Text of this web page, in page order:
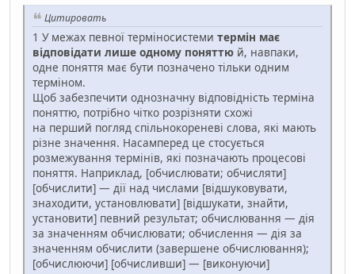
Цитировать
1 У межах певної терміносистеми термін має
відповідати лише одному поняттю й, навпаки,
одне поняття має бути позначено тільки одним
терміном.
Щоб забезпечити однозначну відповідність терміна
поняттю, потрібно чітко розрізняти схожі
на перший погляд спільнокореневі слова, які мають
різне значення. Насамперед це стосується
розмежування термінів, які позначають процесові
поняття. Наприклад, [обчислювати; обчисляти]
[обчислити] — дії над числами [відшуковувати,
знаходити, установлювати] [відшукати, знайти,
установити] певний результат; обчислювання — дія
за значенням обчислювати; обчислення — дія за
значенням обчислити (завершене обчислювання);
[обчислюючи] [обчисливши] — [виконуючи]